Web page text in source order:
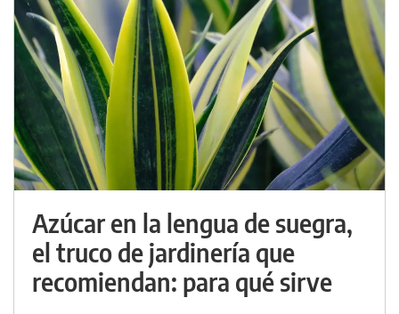
Azúcar en la lengua de suegra,
el truco de jardinería que
recomiendan: para qué sirve